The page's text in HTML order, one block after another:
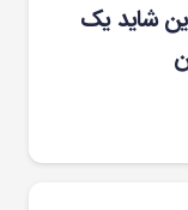
شاید یک